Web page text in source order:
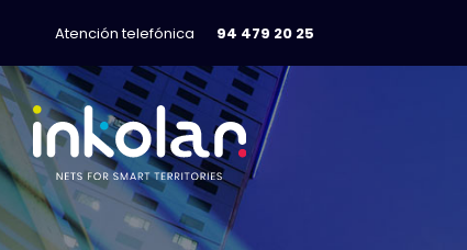
Atención telefónica 94 479 20 25